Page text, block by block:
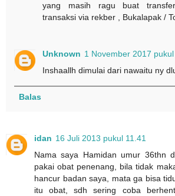
yang masih ragu buat
transaksi via rekber , Bukalapak /
Unknown 1 November 2017
Inshaallh dimulai dari nawaitu ny
Balas
idan 16 Juli 2013 pukul 11.41
Nama saya Hamidan umur 36thn
pakai obat penenang, bila tidak
hancur badan saya, mata ga bisa
itu obat, sdh sering coba